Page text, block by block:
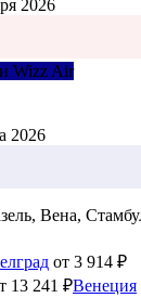
2026
Wizz Air
2026
Вена,
от 3 914 ₽
13 241 ₽Венеция